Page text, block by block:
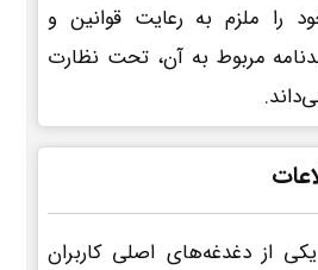
را ملزم به رعایت قوانین و
مربوط به آن، تحت نظارت
یکی از دغدغه‌های اصلی کاربران